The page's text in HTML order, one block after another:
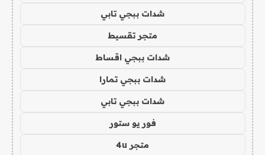
شدات ببجي تابي
متجر تقسيط
شدات ببجي اقساط
شدات ببجي تمارا
شدات ببجي تابي
فور يو ستور
متجر 4u